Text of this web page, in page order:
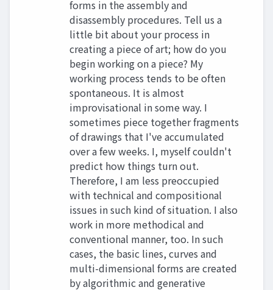
forms in the assembly and
disassembly procedures. Tell us a
little bit about your process in
creating a piece of art; how do you
begin working on a piece? My
working process tends to be often
spontaneous. It is almost
improvisational in some way. I
sometimes piece together fragments
of drawings that I've accumulated
over a few weeks. I, myself couldn't
predict how things turn out.
Therefore, I am less preoccupied
with technical and compositional
issues in such kind of situation. I also
work in more methodical and
conventional manner, too. In such
cases, the basic lines, curves and
multi-dimensional forms are created
by algorithmic and generative